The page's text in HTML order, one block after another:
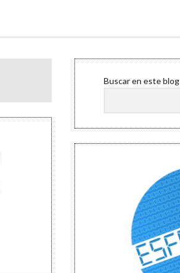
Sidebar
Buscar en este blog